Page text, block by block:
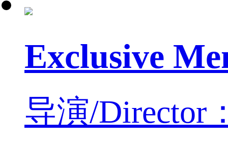
Exclusive
导演/Director